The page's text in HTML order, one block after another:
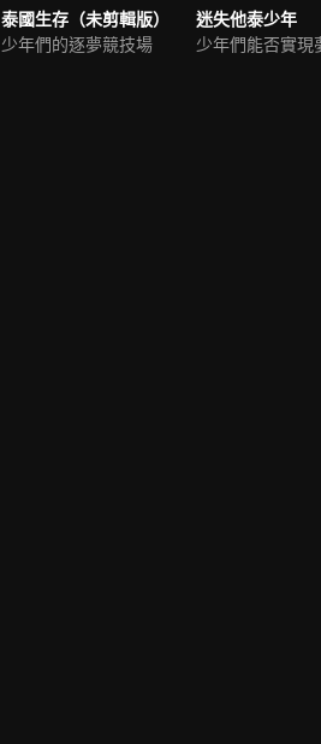
泰國生存（未剪輯版）
少年們的逐夢競技場
迷失他泰少年